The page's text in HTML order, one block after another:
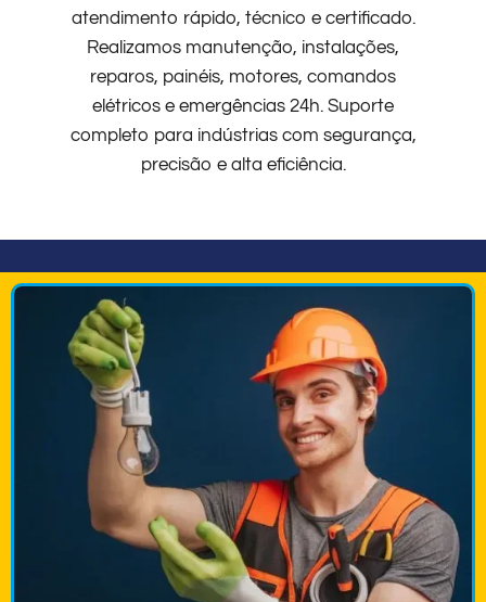
atendimento rápido, técnico e certificado.
Realizamos manutenção, instalações,
reparos, painéis, motores, comandos
elétricos e emergências 24h. Suporte
completo para indústrias com segurança,
precisão e alta eficiência.